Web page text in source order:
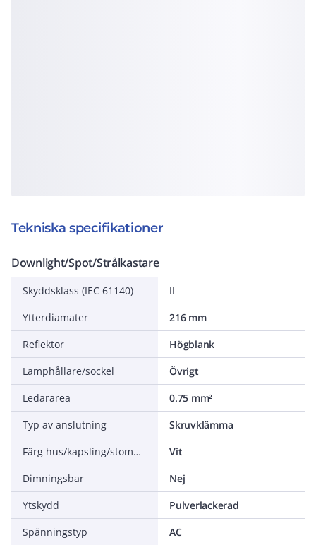
Tekniska specifikationer
Downlight/Spot/Strålkastare
Skyddsklass (IEC 61140)
II
Ytterdiamater
216 mm
Reflektor
Högblank
Lamphållare/sockel
Övrigt
Ledararea
0.75 mm²
Typ av anslutning
Skruvklämma
Färg hus/kapsling/stomme
Vit
Dimningsbar
Nej
Ytskydd
Pulverlackerad
Spänningstyp
AC